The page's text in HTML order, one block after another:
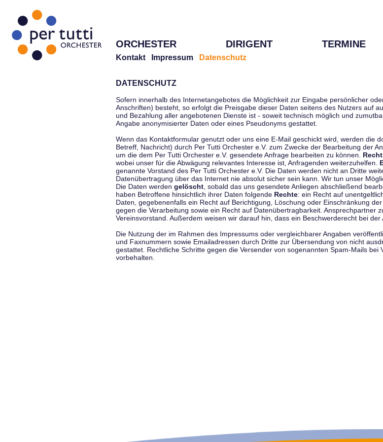
ORCHESTER DIRIGENT TERMINE
Kontakt Impressum Datenschutz
DATENSCHUTZ
Sofern innerhalb des Internetangebotes die Möglichkeit zur Eingabe persönlicher
Anschriften) besteht, so erfolgt die Preisgabe dieser Daten seitens des Nutzers auf
und Bezahlung aller angebotenen Dienste ist - soweit technisch möglich und
Angabe anonymisierter Daten oder eines Pseudonyms gestattet.
Wenn das Kontaktformular genutzt oder uns eine E-Mail geschickt wird, werden die
Betreff, Nachricht) durch Per Tutti Orchester e.V. zum Zwecke der Bearbeitung der
um die dem Per Tutti Orchester e.V. gesendete Anfrage bearbeiten zu können.
wobei unser für die Abwägung relevantes Interesse ist, Anfragenden weiterzuhelfen.
genannte Vorstand des Per Tutti Orchester e.V. Die Daten werden nicht an Dritte
Datenübertragung über das Internet nie absolut sicher sein kann. Wir tun unser
Die Daten werden gelöscht , sobald das uns gesendete Anliegen abschließend
haben Betroffene hinsichtlich ihrer Daten folgende Rechte: ein Recht auf
Daten, gegebenenfalls ein Recht auf Berichtigung, Löschung oder Einschränkung
gegen die Verarbeitung sowie ein Recht auf Datenübertragbarkeit. Ansprechpartner
Vereinsvorstand. Außerdem weisen wir darauf hin, dass ein Beschwerderecht bei der
Die Nutzung der im Rahmen des Impressums oder vergleichbarer Angaben
und Faxnummern sowie Emailadressen durch Dritte zur Übersendung von nicht
gestattet. Rechtliche Schritte gegen die Versender von sogenannten Spam-Mails bei
vorbehalten.